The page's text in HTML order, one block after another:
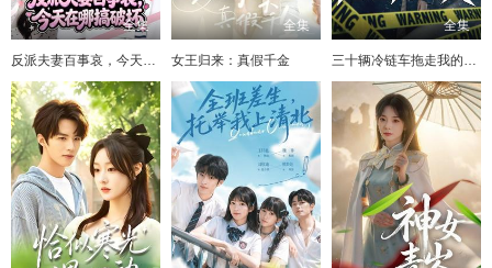
全集
反派夫妻百事哀，今天在哪搞破坏
全集
女王归来：真假千金
全集
三十辆冷链车拖走我的一切，他追悔莫及